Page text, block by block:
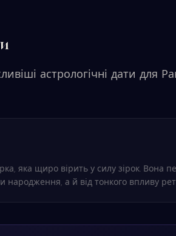
астрологічні дати для
яка щиро вірить у силу зірок. Вона
народження, а й від тонкого впливу